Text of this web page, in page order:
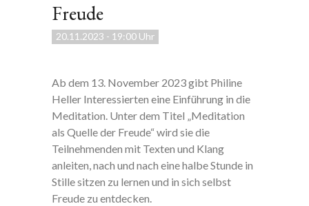
Freude
20.11.2023 - 19:00 Uhr
Ab dem 13. November 2023 gibt Philine
Heller Interessierten eine Einführung in die
Meditation. Unter dem Titel „Meditation
als Quelle der Freude“ wird sie die
Teilnehmenden mit Texten und Klang
anleiten, nach und nach eine halbe Stunde in
Stille sitzen zu lernen und in sich selbst
Freude zu entdecken.